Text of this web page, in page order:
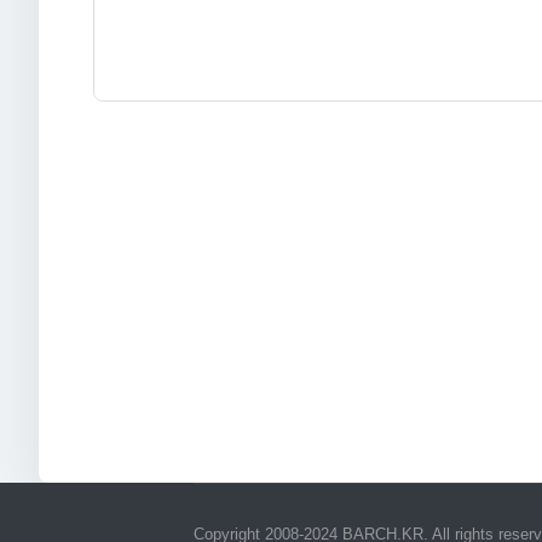
Copyright 2008-2024 BARCH.KR. All rights